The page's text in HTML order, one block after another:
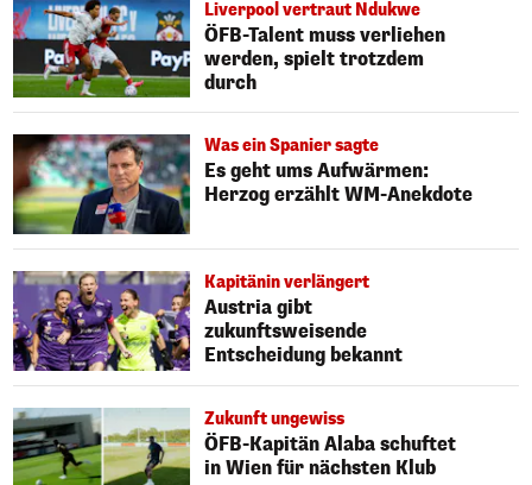
Liverpool vertraut Ndukwe
ÖFB-Talent muss verliehen
werden, spielt trotzdem
durch
Was ein Spanier sagte
Es geht ums Aufwärmen:
Herzog erzählt WM-Anekdote
Kapitänin verlängert
Austria gibt
zukunftsweisende
Entscheidung bekannt
Zukunft ungewiss
ÖFB-Kapitän Alaba schuftet
in Wien für nächsten Klub